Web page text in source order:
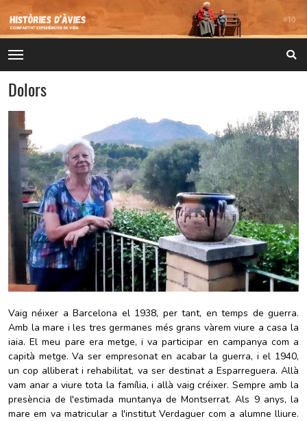
Dolors
Vaig néixer a Barcelona el 1938, per tant, en temps de guerra.
Amb la mare i les tres germanes més grans vàrem viure a casa la
iaia. El meu pare era metge, i va participar en campanya com a
capità metge. Va ser empresonat en acabar la guerra, i el 1940,
un cop alliberat i rehabilitat, va ser destinat a Esparreguera. Allà
vam anar a viure tota la família, i allà vaig créixer. Sempre amb la
presència de l'estimada muntanya de Montserrat. Als 9 anys, la
mare em va matricular a l'institut Verdaguer com a alumne lliure.